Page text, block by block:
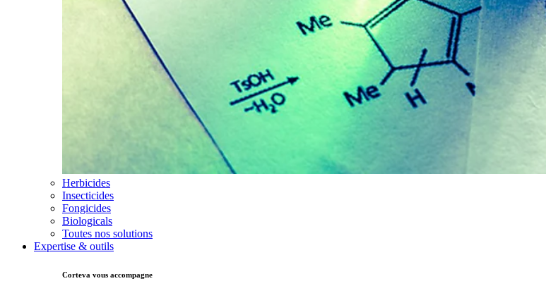
Herbicides
Insecticides
Fongicides
Biologicals
Toutes nos solutions
Expertise & outils
Corteva vous accompagne